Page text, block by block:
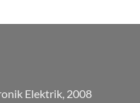
Elektrik, 2008